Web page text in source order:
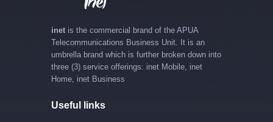
inet is the commercial brand of the APUA
Telecommunications Business Unit. It is an
umbrella brand which is further broken down into
three (3) service offerings: inet Mobile, inet
Home, inet Business
Useful links